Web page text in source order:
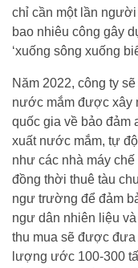
chỉ cần một lần
bao nhiêu công gây
‘xuống sông xuống
Năm 2022, công ty
nước mắm được xây
quốc gia về bảo đảm
xuất nước mắm, tự
như các nhà máy
đồng thời thuê tàu
ngư trường để đảm
ngư dân nhiên liệu
thu mua sẽ được
lượng ước 100-300